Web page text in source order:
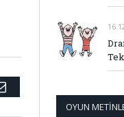
E-
OYUN